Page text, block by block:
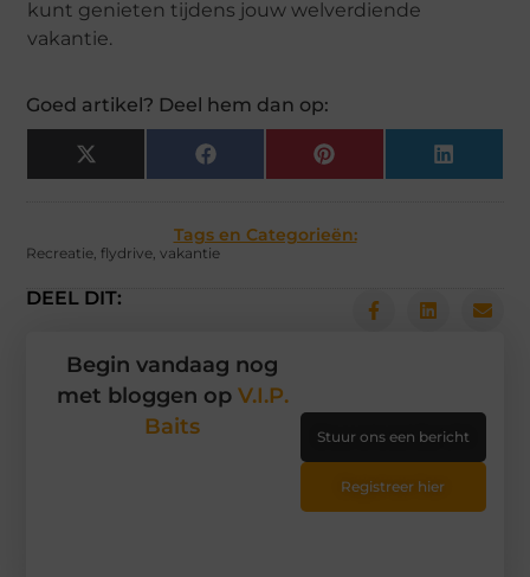
kunt genieten tijdens jouw welverdiende
vakantie.
Goed artikel? Deel hem dan op:
X
(Twitter)
Facebook Pinterest LinkedIn
Tags en Categorieën:
Recreatie, flydrive,vakantie
DEEL DIT:
Begin vandaag nog
met bloggen op V.I.P.
Baits
Stuur ons een bericht
Registreer hier